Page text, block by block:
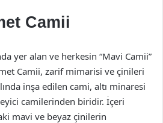
Camii
yer alan ve herkesin “Mavi Camii”
Camii, zarif mimarisi ve çinileri
inşa edilen cami, altı minaresi
camilerinden biridir. İçeri
mavi ve beyaz çinilerin